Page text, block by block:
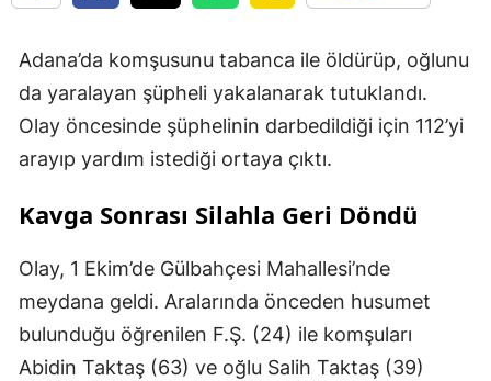
Adana’da komşusunu tabanca ile öldürüp, oğlunu
da yaralayan şüpheli yakalanarak tutuklandı.
Olay öncesinde şüphelinin darbedildiği için 112’yi
arayıp yardım istediği ortaya çıktı.
Kavga Sonrası Silahla Geri Döndü
Olay, 1 Ekim’de Gülbahçesi Mahallesi’nde
meydana geldi. Aralarında önceden husumet
bulunduğu öğrenilen F.Ş. (24) ile komşuları
Abidin Taktaş (63) ve oğlu Salih Taktaş (39)